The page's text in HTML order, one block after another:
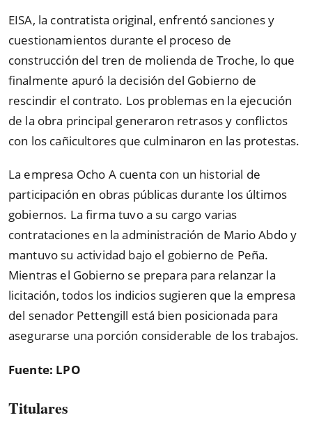
EISA, la contratista original, enfrentó sanciones y
cuestionamientos durante el proceso de
construcción del tren de molienda de Troche, lo que
finalmente apuró la decisión del Gobierno de
rescindir el contrato. Los problemas en la ejecución
de la obra principal generaron retrasos y conflictos
con los cañicultores que culminaron en las protestas.
La empresa Ocho A cuenta con un historial de
participación en obras públicas durante los últimos
gobiernos. La firma tuvo a su cargo varias
contrataciones en la administración de Mario Abdo y
mantuvo su actividad bajo el gobierno de Peña.
Mientras el Gobierno se prepara para relanzar la
licitación, todos los indicios sugieren que la empresa
del senador Pettengill está bien posicionada para
asegurarse una porción considerable de los trabajos.
Fuente: LPO
Titulares